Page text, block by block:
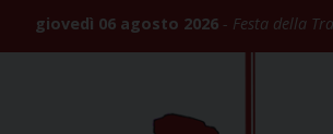
giovedì 06 agosto 2026 Festa della